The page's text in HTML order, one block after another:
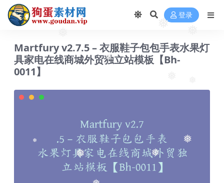
❅ ❅
❅
❅
❅
❅
❅
登录
Martfury v2.7.5 – 衣服鞋子包包手表水果灯
具家电在线商城外贸独立站模板【Bh-
0011】